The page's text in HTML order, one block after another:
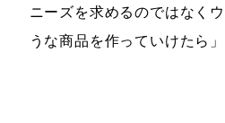
ニーズを求めるのではなく
うな商品を作っていけたら」